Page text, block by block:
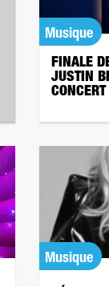
Musique
FINALE
JUSTIN
Musique